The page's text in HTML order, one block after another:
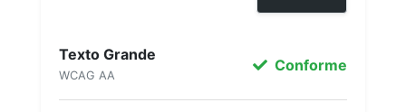
Texto Grande
WCAG AA
Conforme